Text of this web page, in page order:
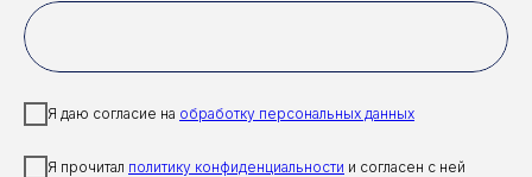
Я даю согласие на обработку персональных данных
Я прочитал политику конфиденциальности и согласен с ней